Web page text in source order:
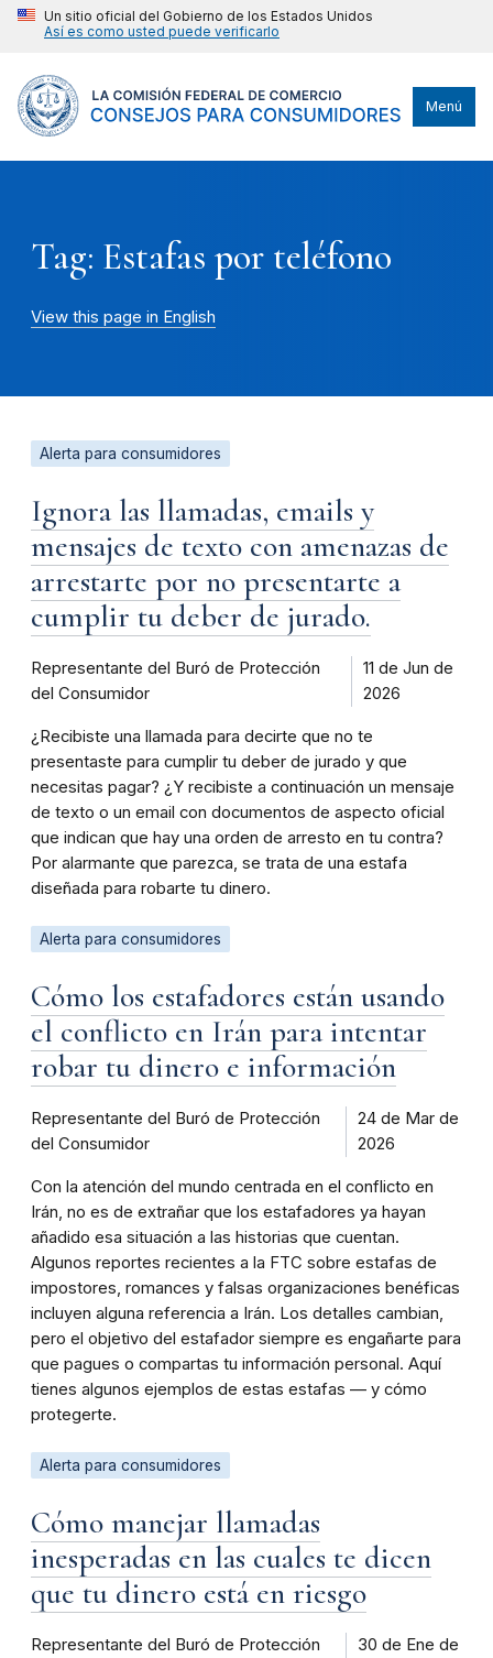
Un sitio oficial del Gobierno de los Estados Unidos
Así es como usted puede verificarlo
Menú
Tag: Estafas por teléfono
View this page in English
Alerta para consumidores
Ignora las llamadas, emails y
mensajes de texto con amenazas de
arrestarte por no presentarte a
cumplir tu deber de jurado.
Representante del Buró de Protección
del Consumidor
11 de Jun de
2026
¿Recibiste una llamada para decirte que no te
presentaste para cumplir tu deber de jurado y que
necesitas pagar? ¿Y recibiste a continuación un mensaje
de texto o un email con documentos de aspecto oficial
que indican que hay una orden de arresto en tu contra?
Por alarmante que parezca, se trata de una estafa
diseñada para robarte tu dinero.
Alerta para consumidores
Cómo los estafadores están usando
el conflicto en Irán para intentar
robar tu dinero e información
Representante del Buró de Protección
del Consumidor
24 de Mar de
2026
Con la atención del mundo centrada en el conflicto en
Irán, no es de extrañar que los estafadores ya hayan
añadido esa situación a las historias que cuentan.
Algunos reportes recientes a la FTC sobre estafas de
impostores, romances y falsas organizaciones benéficas
incluyen alguna referencia a Irán. Los detalles cambian,
pero el objetivo del estafador siempre es engañarte para
que pagues o compartas tu información personal. Aquí
tienes algunos ejemplos de estas estafas — y cómo
protegerte.
Alerta para consumidores
Cómo manejar llamadas
inesperadas en las cuales te dicen
que tu dinero está en riesgo
Representante del Buró de Protección
30 de Ene de